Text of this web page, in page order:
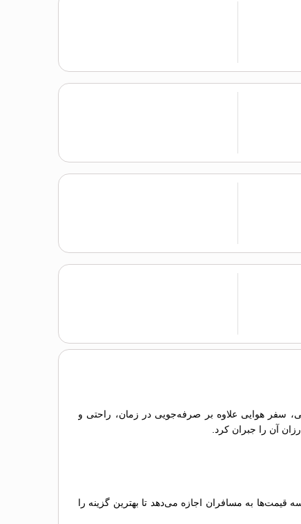
سفر هوایی علاوه بر صرفه‌جویی در زمان، راحتی و
آن را جبران کرد.
به مسافران اجازه می‌دهد تا بهترین گزینه را